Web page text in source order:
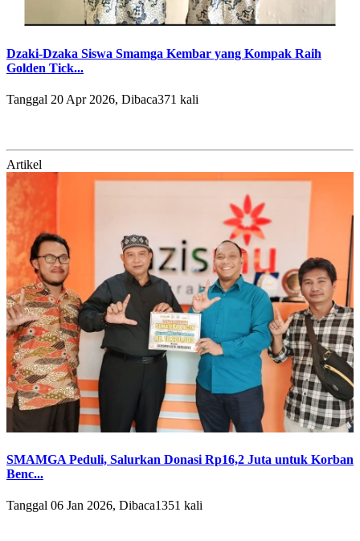
Dzaki-Dzaka Siswa Smamga Kembar yang Kompak Raih
Golden Tick...
Tanggal 20 Apr 2026, Dibaca371 kali
Artikel
SMAMGA Peduli, Salurkan Donasi Rp16,2 Juta untuk Korban
Benc...
Tanggal 06 Jan 2026, Dibaca1351 kali